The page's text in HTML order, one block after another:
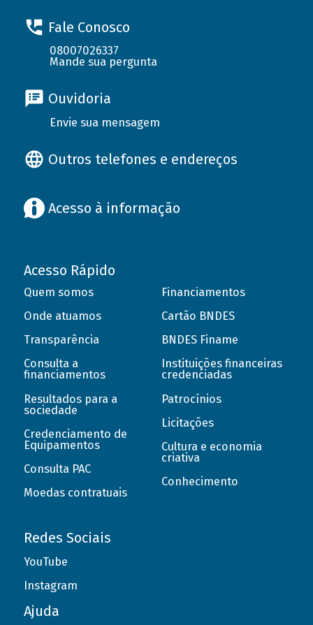
Fale Conosco
08007026337
Mande sua pergunta
Ouvidoria
Envie sua mensagem
Outros telefones e endereços
Acesso à informação
Acesso Rápido
Quem somos
Onde atuamos
Transparência
Consulta a
financiamentos
Resultados para a
sociedade
Credenciamento de
Equipamentos
Consulta PAC
Moedas contratuais
Financiamentos
Cartão BNDES
BNDES Finame
Instituições financeiras
credenciadas
Patrocínios
Licitações
Cultura e economia
criativa
Conhecimento
Redes Sociais
YouTube
Instagram
Ajuda